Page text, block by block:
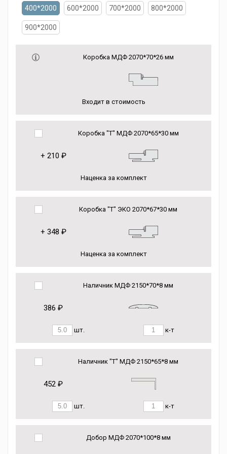
400*2000 600*2000 700*2000 800*2000
900*2000
Коробка МДФ 2070*70*26 мм
Входит в стоимость
Коробка "Т" МДФ 2070*65*30 мм
+ 210 ₽
Наценка за комплект
Коробка "Т" ЭКО 2070*67*30 мм
+ 348 ₽
Наценка за комплект
Наличник МДФ 2150*70*8 мм
386 ₽
шт. к-т
Наличник "Т" МДФ 2150*65*8 мм
452 ₽
шт. к-т
Добор МДФ 2070*100*8 мм